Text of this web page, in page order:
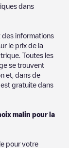
dans
des informations
le prix de la
Toutes les
se trouvent
et, dans de
gratuite dans
malin pour la
pour votre